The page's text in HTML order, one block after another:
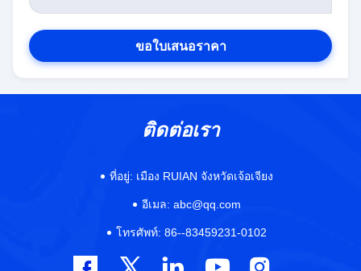
ขอใบเสนอราคา
ติดต่อเรา
ที่อยู่: เมือง RUIAN จังหวัดเจ้อเจียง
อีเมล: abc@qq.com
โทรศัพท์: 86--83459231-0102